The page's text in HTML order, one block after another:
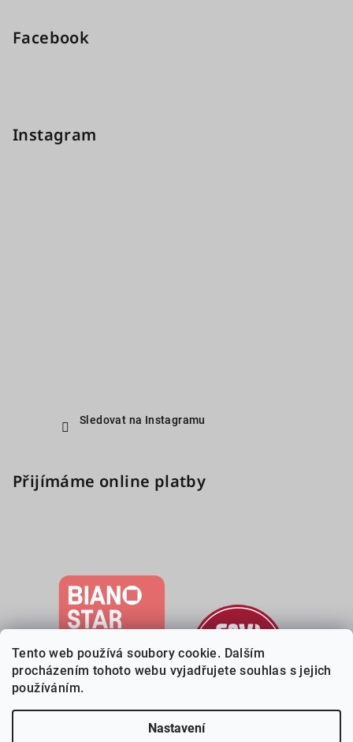
Tento web používá soubory cookie. Dalším
procházením tohoto webu vyjadřujete souhlas s jejich
používáním.
Nastavení
Facebook
Instagram
Sledovat na Instagramu
Přijímáme online platby